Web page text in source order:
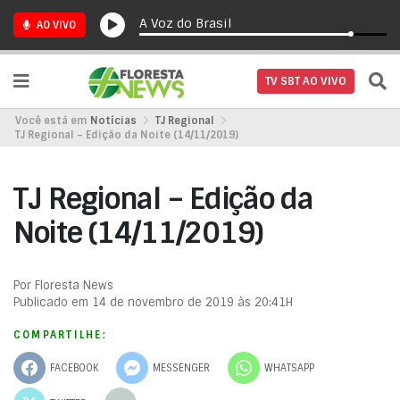
AO VIVO A Voz do Brasil
TV SBT AO VIVO
Você está em Notícias
TJ Regional
TJ Regional – Edição da Noite (14/11/2019)
TJ Regional – Edição da
Noite (14/11/2019)
Por Floresta News
Publicado em 14 de novembro de 2019 às 20:41H
COMPARTILHE:
FACEBOOK MESSENGER WHATSAPP